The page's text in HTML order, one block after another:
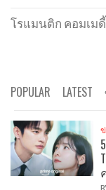
โรแมนติก คอมเมดี้
POPULAR LATEST